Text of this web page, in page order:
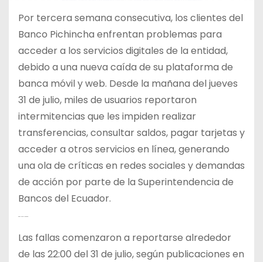
Por tercera semana consecutiva, los clientes del
Banco Pichincha enfrentan problemas para
acceder a los servicios digitales de la entidad,
debido a una nueva caída de su plataforma de
banca móvil y web. Desde la mañana del jueves
31 de julio, miles de usuarios reportaron
intermitencias que les impiden realizar
transferencias, consultar saldos, pagar tarjetas y
acceder a otros servicios en línea, generando
una ola de críticas en redes sociales y demandas
de acción por parte de la Superintendencia de
Bancos del Ecuador.
Las fallas comenzaron a reportarse alrededor
de las 22:00 del 31 de julio, según publicaciones en